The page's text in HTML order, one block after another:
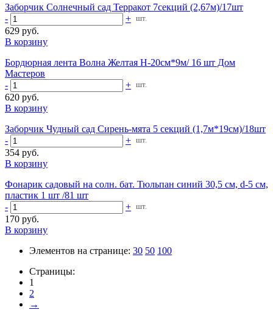
Заборчик Солнечный сад Терракот 7секций (2,67м)/17шт
-
+ шт.
629 руб.
В корзину
Бордюрная лента Волна Желтая Н-20см*9м/ 16 шт Дом
Мастеров
-
+ шт.
620 руб.
В корзину
Заборчик Чудный сад Сирень-мята 5 секций (1,7м*19см)/18шт
-
+ шт.
354 руб.
В корзину
Фонарик садовый на солн. бат. Тюльпан синий 30,5 см, d-5 см,
пластик 1 шт /81 шт
-
+ шт.
170 руб.
В корзину
Элементов на странице: 30 50 100
Страницы:
1
2
→